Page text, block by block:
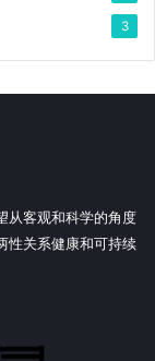
3
从客观和科学的角度
性关系健康和可持续